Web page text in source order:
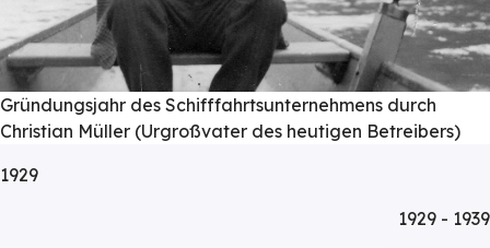
Gründungsjahr des Schifffahrtsunternehmens durch
Christian Müller (Urgroßvater des heutigen Betreibers)
1929
1929 - 1939